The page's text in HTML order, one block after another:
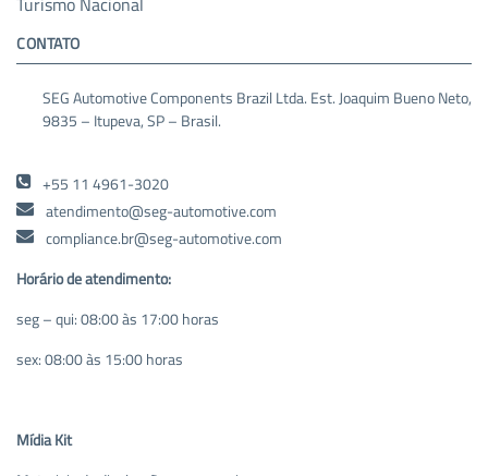
CONTATO
SEG Automotive Components Brazil Ltda. Est. Joaquim Bueno Neto,
9835 – Itupeva, SP – Brasil.
+55 11 4961-3020
atendimento@seg-automotive.com
compliance.br@seg-automotive.com
Horário de atendimento:
seg – qui: 08:00 às 17:00 horas
sex: 08:00 às 15:00 horas
Mídia Kit